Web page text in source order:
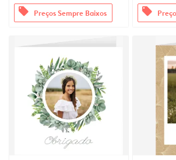
offers Preços Sempre Baixos offers